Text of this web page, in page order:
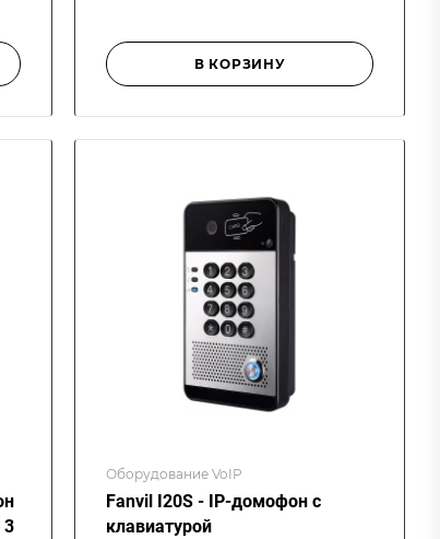
В КОРЗИНУ
3
Оборудование VoIP
Fanvil I20S - IP-домофон с
клавиатурой